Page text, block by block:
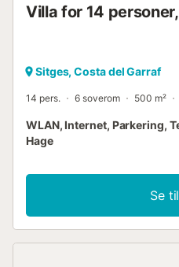
Villa for 14
Sitges, Costa del Garraf
14 pers. 6 soverom 500 m²
WLAN, Internet, Parkering,
Hage
Se